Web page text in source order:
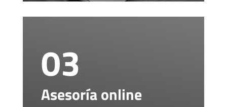
03
Asesoría online